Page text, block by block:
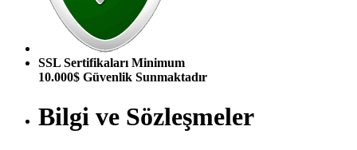
SSL Sertifikaları Minimum
10.000$ Güvenlik Sunmaktadır
Bilgi ve Sözleşmeler